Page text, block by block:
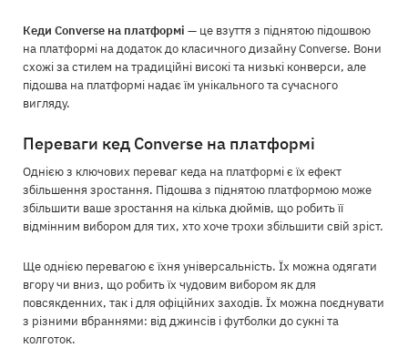
Кеди Converse на платформі — це взуття з піднятою підошвою
на платформі на додаток до класичного дизайну Converse. Вони
схожі за стилем на традиційні високі та низькі конверси, але
підошва на платформі надає їм унікального та сучасного
вигляду.
Переваги кед Converse на платформі
Однією з ключових переваг кеда на платформі є їх ефект
збільшення зростання. Підошва з піднятою платформою може
збільшити ваше зростання на кілька дюймів, що робить її
відмінним вибором для тих, хто хоче трохи збільшити свій зріст.
Ще однією перевагою є їхня універсальність. Їх можна одягати
вгору чи вниз, що робить їх чудовим вибором як для
повсякденних, так і для офіційних заходів. Їх можна поєднувати
з різними вбраннями: від джинсів і футболки до сукні та
колготок.